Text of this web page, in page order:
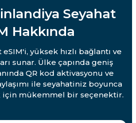
Seyahat
Hakkında
yüksek hızlı bağlantı ve
sunar. Ülke çapında geniş
QR kod aktivasyonu ve
ile seyahatiniz boyunca
için mükemmel bir seçenektir.